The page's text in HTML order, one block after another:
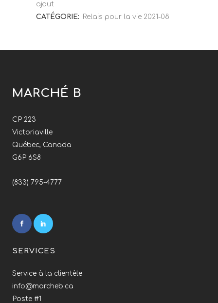
ajout
CATÉGORIE:
Relais pour la vie 2021-08
MARCHÉ B
CP 223
Victoriaville
Québec, Canada
G6P 6S8
(833) 795-4777
SERVICES
Service à la clientèle
info@marcheb.ca
Poste #1